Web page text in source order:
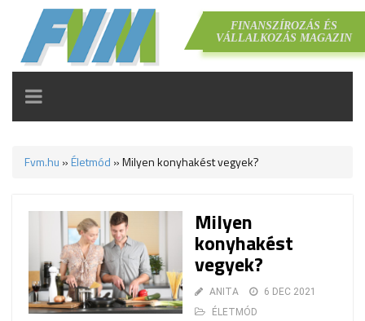
FINANSZÍROZÁS ÉS
VÁLLALKOZÁS MAGAZIN
TOGGLE
NAVIGATION
Fvm.hu » Életmód »Milyen konyhakést vegyek?
Milyen
konyhakést
vegyek?
ANITA
6 DEC 2021
ÉLETMÓD